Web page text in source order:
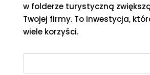
w folderze turystyczną
Twojej firmy. To inwestycja,
wiele korzyści.